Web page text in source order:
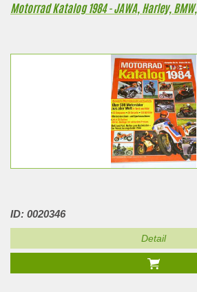
Motorrad Katalog 1984 - JAWA, Harley,
ID: 0020346
Detail